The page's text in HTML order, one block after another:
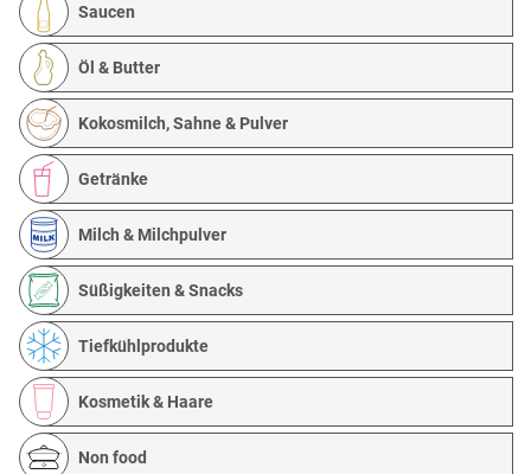
Saucen
Öl & Butter
Kokosmilch, Sahne & Pulver
Getränke
Milch & Milchpulver
Süßigkeiten & Snacks
Tiefkühlprodukte
Kosmetik & Haare
Non food